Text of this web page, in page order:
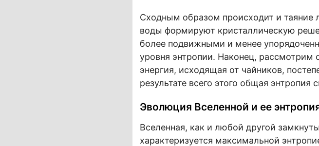
Сходным образом происходит и таяние
воды формируют кристаллическую
более подвижными и менее
уровня энтропии. Наконец, рассмотрим
энергия, исходящая от чайников,
результате всего этого общая энтропия
Эволюция Вселенной и ее
Вселенная, как и любой другой
характеризуется максимальной